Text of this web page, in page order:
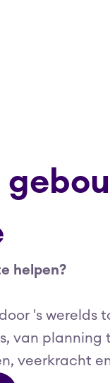
helpen?
's werelds
van
veerkracht